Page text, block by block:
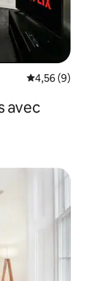
Évaluation
4,56 (9)
avec